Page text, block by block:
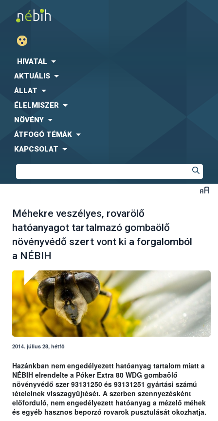
HIVATAL
AKTUÁLIS
ÁLLAT
ÉLELMISZER
NÖVÉNY
ÁTFOGÓ TÉMÁK
KAPCSOLAT
Méhekre veszélyes, rovarölő
hatóanyagot tartalmazó gombaölő
növényvédő szert vont ki a forgalomból
a NÉBIH
2014. július 28, hétfő
Hazánkban nem engedélyezett hatóanyag tartalom miatt a
NÉBIH elrendelte a Póker Extra 80 WDG gombaölő
növényvédő szer 93131250 és 93131251 gyártási számú
tételeinek visszagyűjtését. A szerben szennyezésként
előforduló, nem engedélyezett hatóanyag a mézelő méhek
és egyéb hasznos beporzó rovarok pusztulását okozhatja.